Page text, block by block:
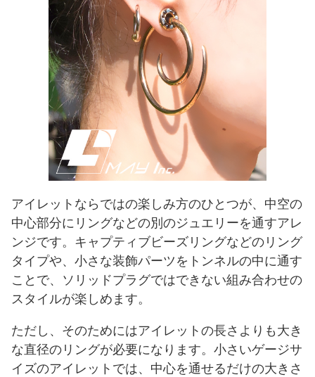
アイレットならではの楽しみ方のひとつが、中空の
中心部分にリングなどの別のジュエリーを通すアレ
ンジです。キャプティブビーズリングなどのリング
タイプや、小さな装飾パーツをトンネルの中に通す
ことで、ソリッドプラグではできない組み合わせの
スタイルが楽しめます。
ただし、そのためにはアイレットの長さよりも大き
な直径のリングが必要になります。小さいゲージサ
イズのアイレットでは、中心を通せるだけの大きさ